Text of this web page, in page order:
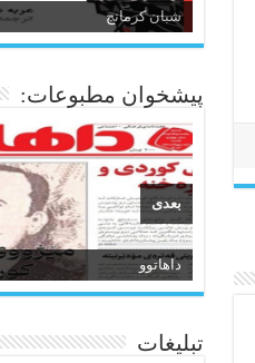
زبان و ادبیات کردی
پیشخوان مطبوعات:
سیروان
بعدی
تبلیغات